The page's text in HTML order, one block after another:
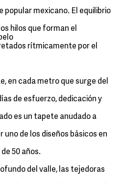
mexicano. El equilibrio
hilos que forman el
rítmicamente por el
en cada metro que surge del
de esfuerzo, dedicación y
es un tapete anudado a
uno de los diseños básicos en
50 años.
del valle, las tejedoras